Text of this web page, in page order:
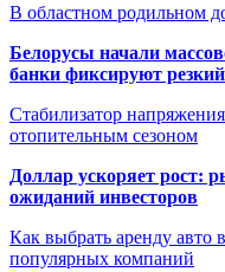
В областном родильном
Белорусы начали
банки фиксируют
Стабилизатор
отопительным сезоном
Доллар ускоряет рост:
ожиданий инвесторов
Как выбрать аренду авто
популярных компаний